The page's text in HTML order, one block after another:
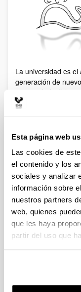
Esta página web
Las cookies de
el contenido y los
sociales y analizar
información sobre
nuestros partners
web, quienes
que les haya
partir del uso que
La universidad es
generación de
universidad pública
para con la
conocimiento están
conocimiento sin
conocimiento